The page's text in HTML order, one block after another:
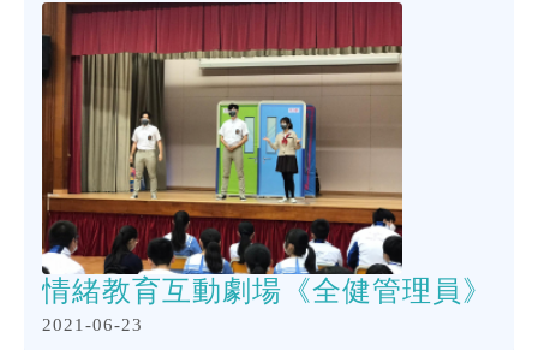
情緒教育互動劇場《全健管理員》
2021-06-23